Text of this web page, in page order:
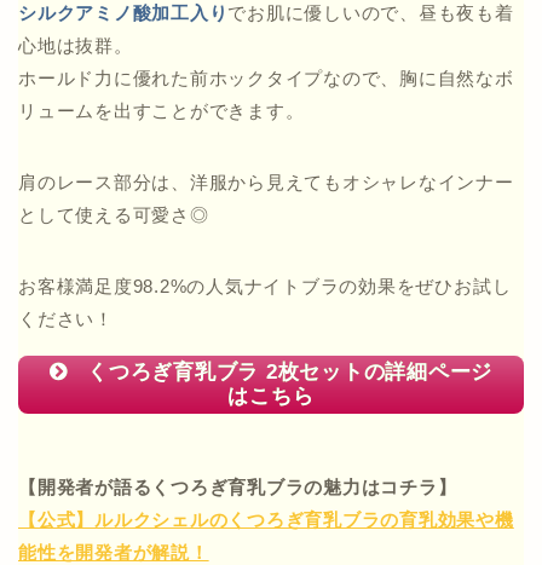
シルクアミノ酸加工入り でお肌に優しいので、昼も夜も着
心地は抜群。
ホールド力に優れた前ホックタイプなので、胸に自然なボ
リュームを出すことができます。
肩のレース部分は、洋服から見えてもオシャレなインナー
として使える可愛さ◎
お客様満足度98.2%の人気ナイトブラの効果をぜひお試し
ください！
くつろぎ育乳ブラ 2枚セットの詳細ページ
はこちら
【開発者が語るくつろぎ育乳ブラの魅力はコチラ】
【公式】ルルクシェルのくつろぎ育乳ブラの育乳効果や機
能性を開発者が解説！